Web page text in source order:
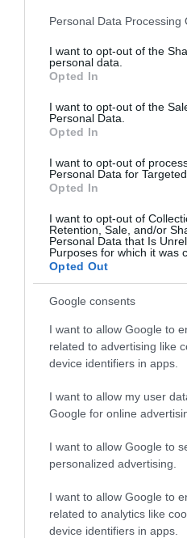
Please note that this website/
not limited to your visit or
grant or deny consent to
use your data for below
consent section.
Personal Data Processing
I want to opt-out of the
personal data.
Opted In
I want to opt-out of the
Personal Data.
Opted In
I want to opt-out of
Personal Data for
Opted In
I want to opt-out of
Retention, Sale, and/or
Personal Data that Is
Purposes for which it was
Opted Out
Google consents
I want to allow Google to
related to advertising like
device identifiers in apps.
I want to allow my user
Google for online
I want to allow Google to
personalized advertising.
I want to allow Google to
related to analytics like
device identifiers in apps.
Egy kimondottan ritka
gazdáját
Feltételezhetően
perelték be az…
Számítógépes hiba
gyár Japánban